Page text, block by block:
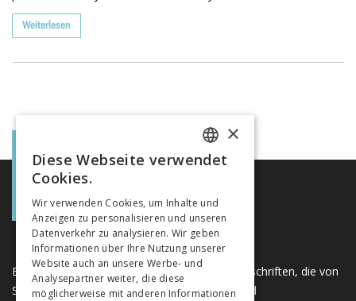
Weiterlesen
Eine einzigartige Plattform für Bücher und Zeitschriften, die von
Schweizer Verlagen im Bereich der Geistes- und
FRENCH
ITALIAN
×
Diese Webseite verwendet
Cookies.
Wir verwenden Cookies, um Inhalte und
Anzeigen zu personalisieren und unseren
Datenverkehr zu analysieren. Wir geben
Informationen über Ihre Nutzung unserer
Website auch an unsere Werbe- und
Analysepartner weiter, die diese
möglicherweise mit anderen Informationen